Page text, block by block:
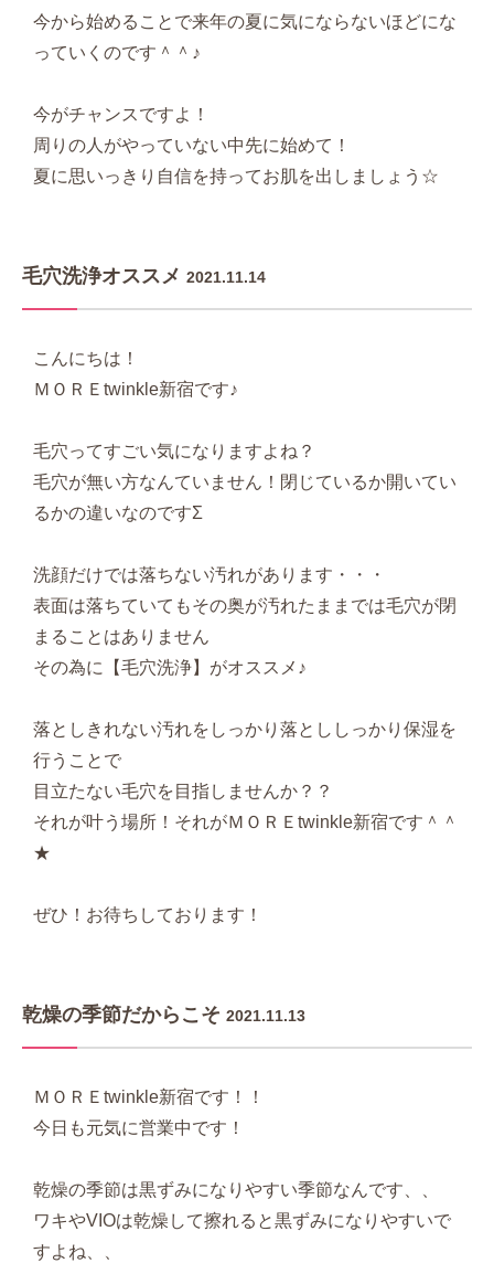
今から始めることで来年の夏に気にならないほどにな
っていくのです＾＾♪
今がチャンスですよ！
周りの人がやっていない中先に始めて！
夏に思いっきり自信を持ってお肌を出しましょう☆
毛穴洗浄オススメ 2021.11.14
こんにちは！
ＭＯＲＥtwinkle新宿です♪
毛穴ってすごい気になりますよね？
毛穴が無い方なんていません！閉じているか開いてい
るかの違いなのですΣ
洗顔だけでは落ちない汚れがあります・・・
表面は落ちていてもその奥が汚れたままでは毛穴が閉
まることはありません
その為に【毛穴洗浄】がオススメ♪
落としきれない汚れをしっかり落とししっかり保湿を
行うことで
目立たない毛穴を目指しませんか？？
それが叶う場所！それがＭＯＲＥtwinkle新宿です＾＾
★
ぜひ！お待ちしております！
乾燥の季節だからこそ 2021.11.13
ＭＯＲＥtwinkle新宿です！！
今日も元気に営業中です！
乾燥の季節は黒ずみになりやすい季節なんです、、
ワキやVIOは乾燥して擦れると黒ずみになりやすいで
すよね、、